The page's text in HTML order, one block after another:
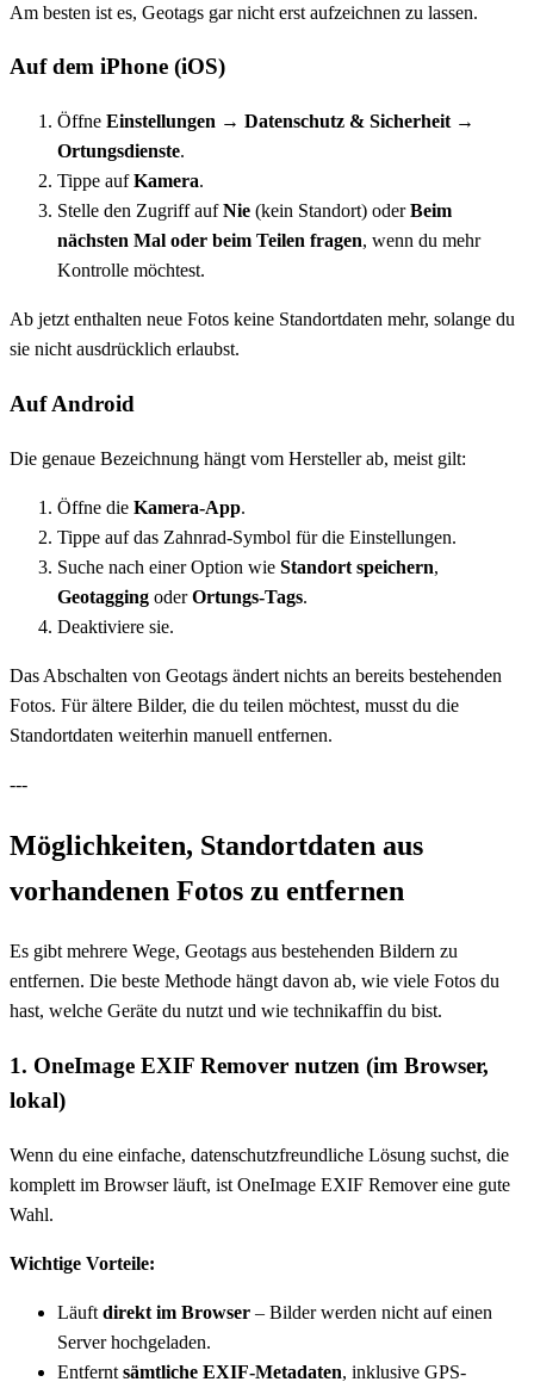
Am besten ist es, Geotags gar nicht erst aufzeichnen zu lassen.
Auf dem iPhone (iOS)
Öffne Einstellungen → Datenschutz & Sicherheit →
Ortungsdienste.
Tippe aufKamera.
Stelle den Zugriff aufNie (kein Standort) oderBeim
nächsten Mal oder beim Teilen fragen, wenn du mehr
Kontrolle möchtest.
Ab jetzt enthalten neue Fotos keine Standortdaten mehr, solange du
sie nicht ausdrücklich erlaubst.
Auf Android
Die genaue Bezeichnung hängt vom Hersteller ab, meist gilt:
Öffne die Kamera-App.
Tippe auf das Zahnrad-Symbol für die Einstellungen.
Suche nach einer Option wie Standort speichern,
Geotagging oderOrtungs-Tags.
Deaktiviere sie.
Das Abschalten von Geotags ändert nichts an bereits bestehenden
Fotos. Für ältere Bilder, die du teilen möchtest, musst du die
Standortdaten weiterhin manuell entfernen.
---
Möglichkeiten, Standortdaten aus
vorhandenen Fotos zu entfernen
Es gibt mehrere Wege, Geotags aus bestehenden Bildern zu
entfernen. Die beste Methode hängt davon ab, wie viele Fotos du
hast, welche Geräte du nutzt und wie technikaffin du bist.
1. OneImage EXIF Remover nutzen (im Browser,
lokal)
Wenn du eine einfache, datenschutzfreundliche Lösung suchst, die
komplett im Browser läuft, ist OneImage EXIF Remover eine gute
Wahl.
Wichtige Vorteile:
Läuft direkt im Browser – Bilder werden nicht auf einen
Server hochgeladen.
Entfernt sämtliche EXIF-Metadaten, inklusive GPS-